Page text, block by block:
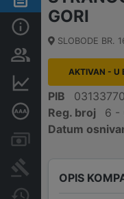
Finansijski podaci
Dubinska
Promjene
GORI
SLOBODE BR.
AKTIVAN - U
PIB
03133770
Reg. broj
6 -
Datum
OPIS